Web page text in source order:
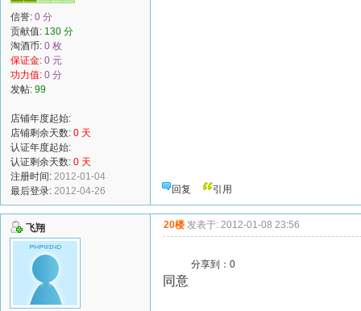
信誉: 0 分
贡献值: 130 分
淘酒币: 0 枚
保证金: 0 元
功力值: 0 分
发帖: 99
店铺年度起始:
店铺剩余天数: 0 天
认证年度起始:
认证剩余天数: 0 天
注册时间: 2012-01-04
最后登录: 2012-04-26 回复 引用
飞翔 20楼 发表于: 2012-01-08 23:56
分享到： 0
同意